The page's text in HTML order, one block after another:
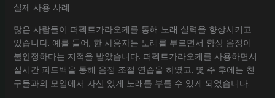
실제 사용 사례
많은 사람들이 퍼펙트가라오케를 통해 노래 실력을 향상시키고
있습니다. 예를 들어, 한 사용자는 노래를 부르면서 항상 음정이
불안정하다는 지적을 받았습니다. 퍼펙트가라오케를 사용하면서
실시간 피드백을 통해 음정 조절 연습을 하였고, 몇 주 후에는 친
구들과의 모임에서 자신 있게 노래를 부를 수 있게 되었습니다.